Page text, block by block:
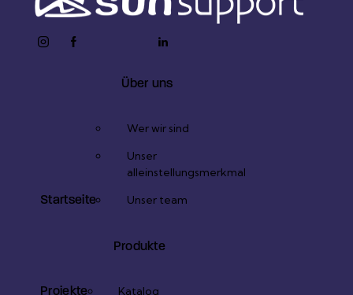
instagramfacebook- youtube2
linkedin
Startseite
Über uns
Wer wir sind
Unser
alleinstellungsmerkmal
Unser team
Projekte
Produkte
Katalog